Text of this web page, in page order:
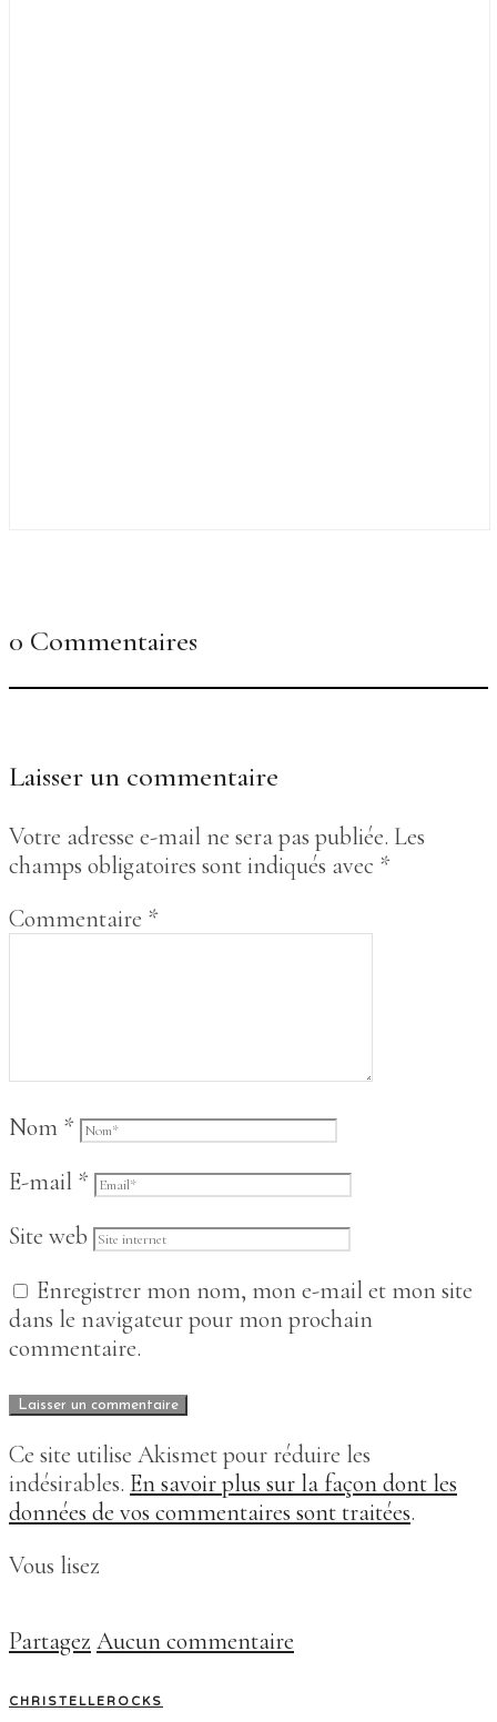
0 Commentaires
Laisser un commentaire
Votre adresse e-mail ne sera pas publiée. Les
champs obligatoires sont indiqués avec *
Commentaire *
Nom *
E-mail *
Site web
Enregistrer mon nom, mon e-mail et mon site
dans le navigateur pour mon prochain
commentaire.
Ce site utilise Akismet pour réduire les
indésirables. En savoir plus sur la façon dont les
données de vos commentaires sont traitées.
Vous lisez
Partagez Aucun commentaire
CHRISTELLEROCKS